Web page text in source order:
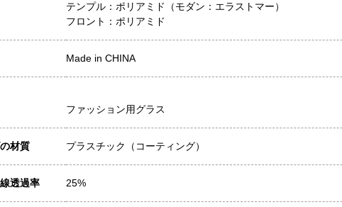
テンプル：ポリアミド（モダン：エラストマー）
フロント：ポリアミド
Made in CHINA
ファッション用グラス
材質 プラスチック（コーティング）
透過率 25%